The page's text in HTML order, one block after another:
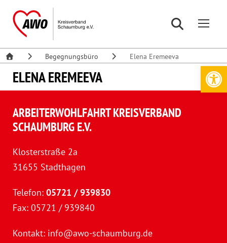
Begegnungsbüro Elena Eremeeva
ELENA EREMEEVA
ARBEITERWOHLFAHRT KREISVERBAND
SCHAUMBURG E.V.
Klosterstraße 2a
31655 Stadthagen
Telefon: 05721 / 939830
Fax: 05721 / 939840
Kontakt: info@awo-schaumburg.de
Werkzeugleiste öffnen